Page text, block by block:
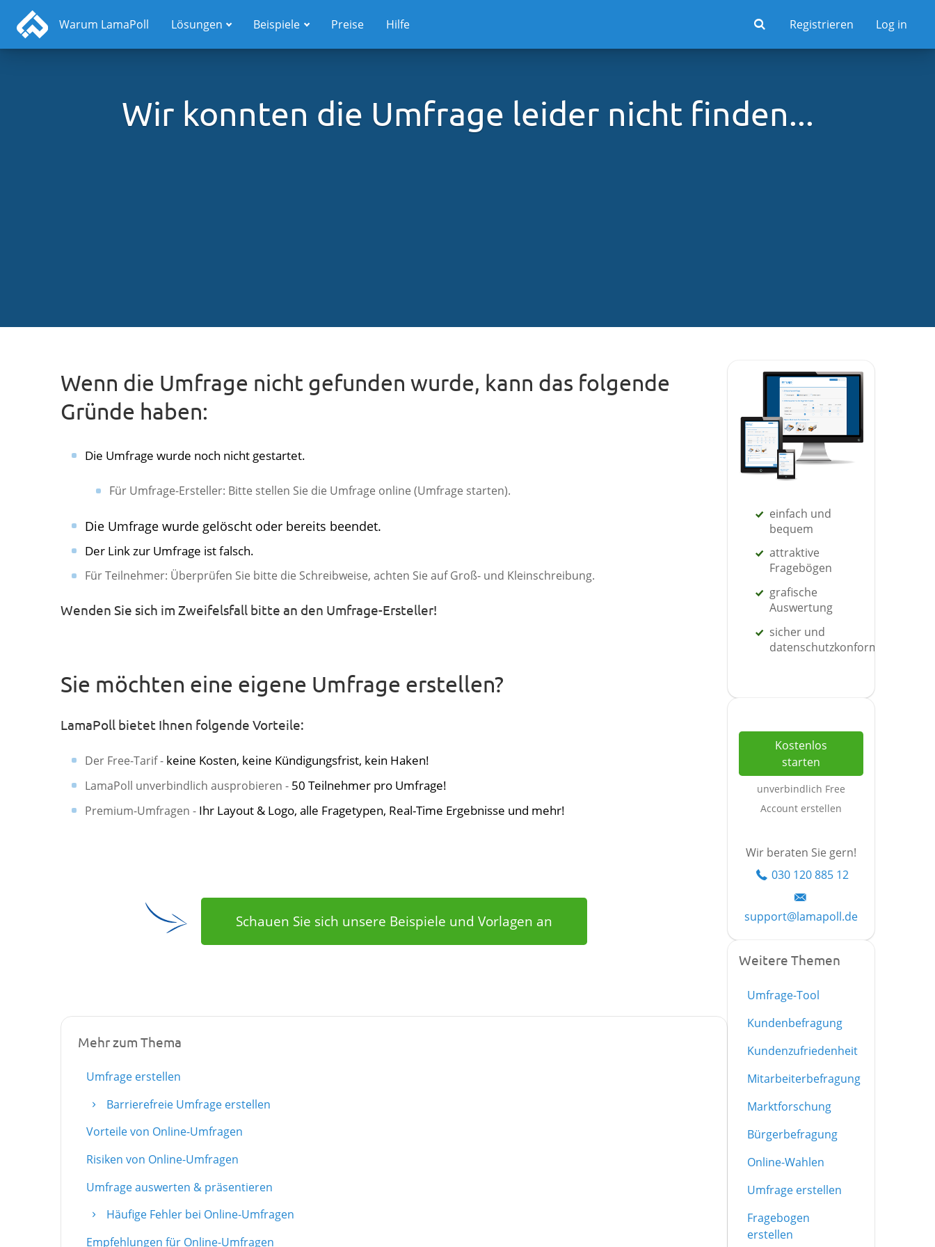
Warum LamaPoll Lösungen Beispiele Preise Hilfe Registrieren Log in
Wir konnten die Umfrage leider nicht finden...
Wenn die Umfrage nicht gefunden wurde, kann das folgende
Gründe haben:
Die Umfrage wurde noch nicht gestartet.
Für Umfrage-Ersteller: Bitte stellen Sie die Umfrage online (Umfrage starten).​
Die Umfrage wurde gelöscht oder bereits beendet.
Der Link zur Umfrage ist falsch.
​Für Teilnehmer: Überprüfen Sie bitte die Schreibweise, achten Sie auf Groß- und Kleinschreibung.
​​Wenden Sie sich im Zweifelsfall bitte an den Umfrage-Ersteller!
Sie möchten eine eigene Umfrage erstellen?
LamaPoll bietet Ihnen folgende Vorteile:
Der Free-Tarif - keine Kosten, keine Kündigungsfrist, kein Haken!
LamaPoll unverbindlich ausprobieren - 50 Teilnehmer pro Umfrage!
Premium-Umfragen - Ihr Layout & Logo, alle Fragetypen, Real-Time Ergebnisse und mehr!
Schauen Sie sich unsere Beispiele und Vorlagen an
Mehr zum Thema
Umfrage erstellen
Barrierefreie Umfrage erstellen
Vorteile von Online-Umfragen
Risiken von Online-Umfragen
Umfrage auswerten & präsentieren
Häufige Fehler bei Online-Umfragen
Empfehlungen für Online-Umfragen
einfach und
bequem
attraktive
Fragebögen
grafische
Auswertung
sicher und
datenschutzkonform
Kostenlos
starten
unverbindlich Free
Account erstellen
Wir beraten Sie gern!
030 120 885 12
support@lamapoll.de
Weitere Themen
Umfrage-Tool
Kundenbefragung
Kundenzufriedenheit
Mitarbeiterbefragung
Marktforschung
Bürgerbefragung
Online-Wahlen
Umfrage erstellen
Fragebogen
erstellen